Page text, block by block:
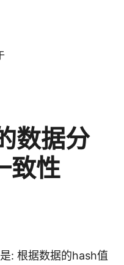
数据分
致性
: 根据数据的hash值